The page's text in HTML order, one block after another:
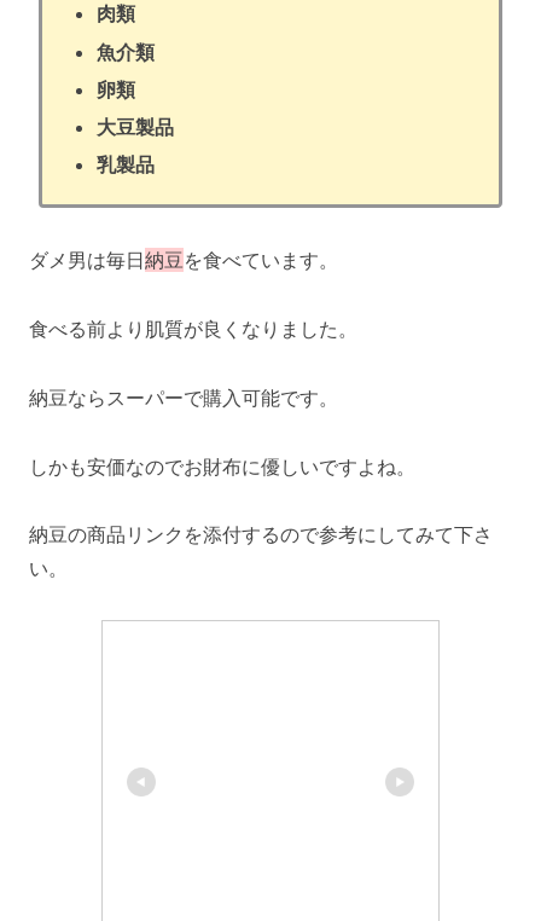
肉類
魚介類
卵類
大豆製品
乳製品
ダメ男は毎日納豆を食べています。
食べる前より肌質が良くなりました。
納豆ならスーパーで購入可能です。
しかも安価なのでお財布に優しいですよね。
納豆の商品リンクを添付するので参考にしてみて下さ
い。